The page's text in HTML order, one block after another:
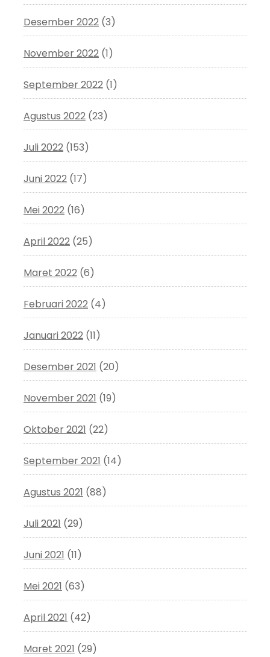
Desember 2022 (3)
November 2022 (1)
September 2022 (1)
Agustus 2022 (23)
Juli 2022 (153)
Juni 2022 (17)
Mei 2022 (16)
April 2022 (25)
Maret 2022 (6)
Februari 2022 (4)
Januari 2022 (11)
Desember 2021 (20)
November 2021 (19)
Oktober 2021 (22)
September 2021 (14)
Agustus 2021 (88)
Juli 2021 (29)
Juni 2021 (11)
Mei 2021 (63)
April 2021 (42)
Maret 2021 (29)